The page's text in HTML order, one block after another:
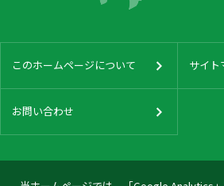
このホームページについて サイト
お問い合わせ